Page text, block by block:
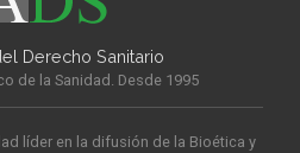
Derecho Sanitario
de la Sanidad. Desde 1995
líder en la difusión de la Bioética y